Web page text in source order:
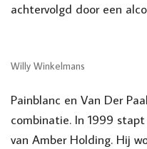
achtervolgd door een
Willy Winkelmans
Painblanc en Van Der
combinatie. In 1999
van Amber Holding. Hij